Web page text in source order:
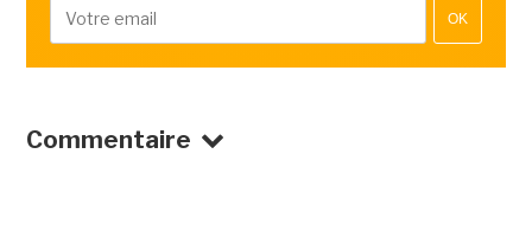
OK
Commentaire